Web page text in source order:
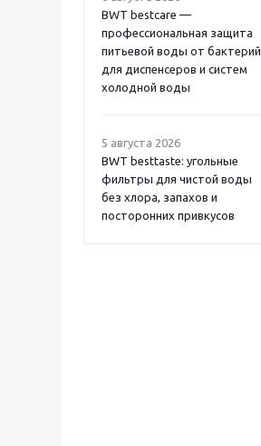
BWT bestcare —
профессиональная защита
питьевой воды от бактерий
для диспенсеров и систем
холодной воды
5 августа 2026
BWT besttaste: угольные
фильтры для чистой воды
без хлора, запахов и
посторонних привкусов